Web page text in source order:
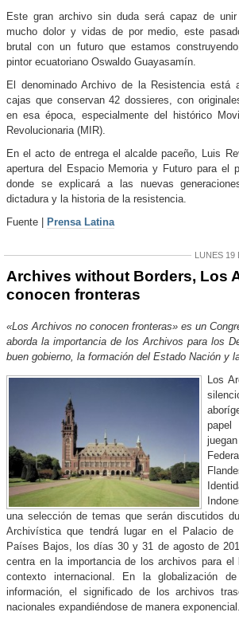
Este gran archivo sin duda será capaz de
mucho dolor y vidas de por medio, este
brutal con un futuro que estamos
pintor ecuatoriano Oswaldo Guayasamín.
El denominado Archivo de la Resistencia está
cajas que conservan 42 dossieres, con
en esa época, especialmente del histórico
Revolucionaria (MIR).
En el acto de entrega el alcalde paceño, Luis
apertura del Espacio Memoria y Futuro para el
donde se explicará a las nuevas
dictadura y la historia de la resistencia.
Fuente | Prensa Latina
LUNES 19
Archives without Borders, Los
conocen fronteras
«Los Archivos no conocen fronteras» es un
aborda la importancia de los Archivos para los
buen gobierno, la formación del Estado Nación y
Los
una selección de temas que serán discutidos
Archivística que tendrá lugar en el Palacio
Países Bajos, los días 30 y 31 de agosto de
centra en la importancia de los archivos para el
contexto internacional. En la globalización
información, el significado de los archivos
nacionales expandiéndose de manera exponencial.